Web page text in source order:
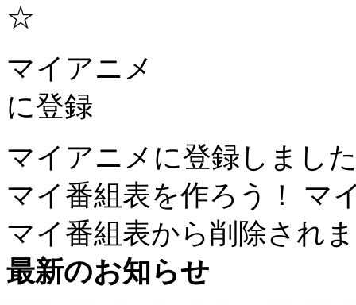
☆
マイアニメ
に登録
マイアニメに登録しまし
マイ番組表を作ろう！
マ
マイ番組表から削除され
最新のお知らせ